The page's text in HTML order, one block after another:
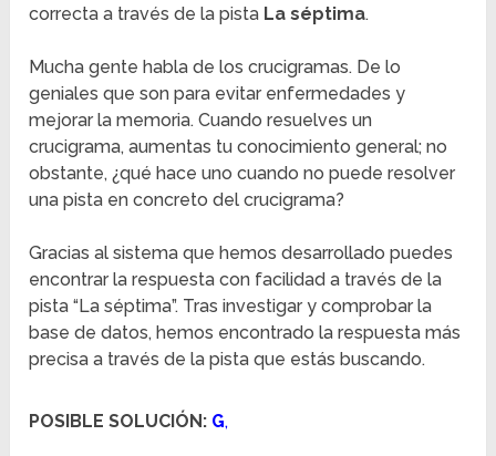
correcta a través de la pista La séptima.
Mucha gente habla de los crucigramas. De lo
geniales que son para evitar enfermedades y
mejorar la memoria. Cuando resuelves un
crucigrama, aumentas tu conocimiento general; no
obstante, ¿qué hace uno cuando no puede resolver
una pista en concreto del crucigrama?
Gracias al sistema que hemos desarrollado puedes
encontrar la respuesta con facilidad a través de la
pista “La séptima”. Tras investigar y comprobar la
base de datos, hemos encontrado la respuesta más
precisa a través de la pista que estás buscando.
POSIBLE SOLUCIÓN: G,